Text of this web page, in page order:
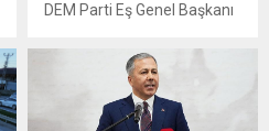
DEM Parti Eş Genel Başkanı
Devlet Bahçeli ile TBMM
Genel Kurulu'nda tokalaştığı
görüntüyle ilgili konuştu.
Bakırhan, "Bahçeli'yi